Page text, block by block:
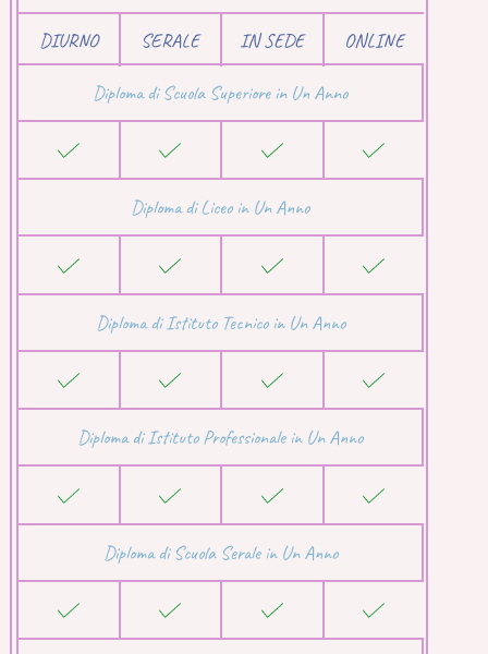
DIURNO SERALE IN SEDE ONLINE
Diploma di Scuola Superiore in Un Anno
Diploma di Liceo in Un Anno
Diploma di Istituto Tecnico in Un Anno
Diploma di Istituto Professionale in Un Anno
Diploma di Scuola Serale in Un Anno